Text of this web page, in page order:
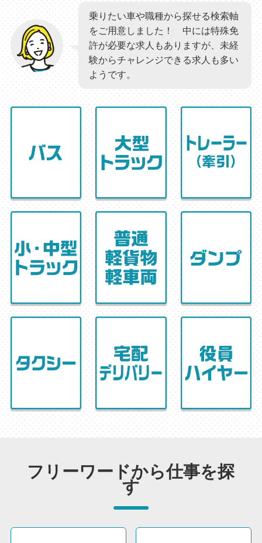
乗りたい車や職種から探せる検索軸
をご用意しました！ 中には特殊免
許が必要な求人もありますが、未経
験からチャレンジできる求人も多い
ようです。
フリーワードから仕事を探
す